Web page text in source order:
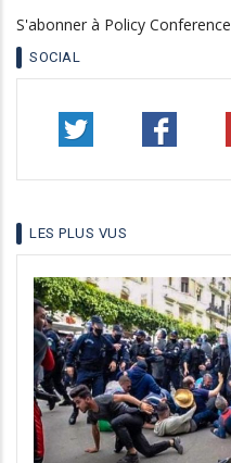
S'abonner à Policy Conference
SOCIAL
LES PLUS VUS